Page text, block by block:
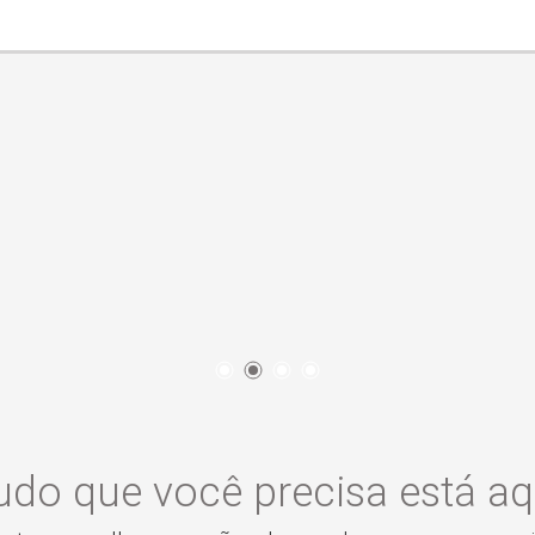
que você precisa está